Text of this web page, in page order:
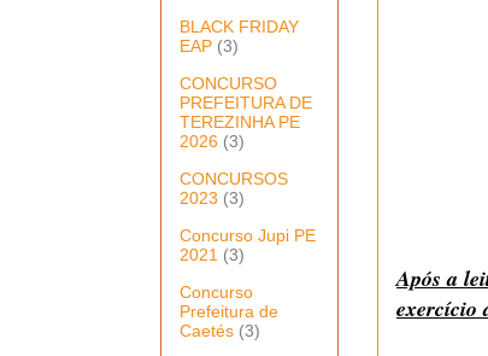
Após a
exercício
BLACK FRIDAY
EAP (3)
CONCURSO
PREFEITURA DE
TEREZINHA PE
2026 (3)
CONCURSOS
2023 (3)
Concurso Jupi PE
2021 (3)
Concurso
Prefeitura de
Caetés (3)